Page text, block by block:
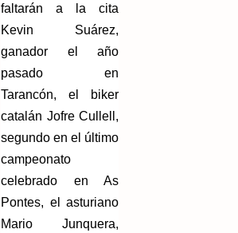
faltarán a la cita
Kevin Suárez,
ganador el año
pasado en
Tarancón, el biker
catalán Jofre Cullell,
segundo en el último
campeonato
celebrado en As
Pontes, el asturiano
Mario Junquera,